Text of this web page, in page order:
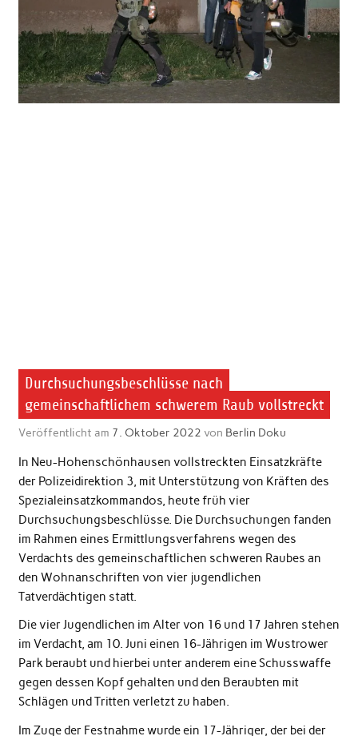
Durchsuchungsbeschlüsse nach
gemeinschaftlichem schwerem Raub vollstreckt
Veröffentlicht am 7. Oktober 2022 von Berlin Doku
In Neu-Hohenschönhausen vollstreckten Einsatzkräfte
der Polizeidirektion 3, mit Unterstützung von Kräften des
Spezialeinsatzkommandos, heute früh vier
Durchsuchungsbeschlüsse. Die Durchsuchungen fanden
im Rahmen eines Ermittlungsverfahrens wegen des
Verdachts des gemeinschaftlichen schweren Raubes an
den Wohnanschriften von vier jugendlichen
Tatverdächtigen statt.
Die vier Jugendlichen im Alter von 16 und 17 Jahren stehen
im Verdacht, am 10. Juni einen 16-Jährigen im Wustrower
Park beraubt und hierbei unter anderem eine Schusswaffe
gegen dessen Kopf gehalten und den Beraubten mit
Schlägen und Tritten verletzt zu haben.
Im Zuge der Festnahme wurde ein 17-Jähriger, der bei der